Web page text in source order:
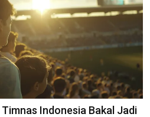
Indonesia Bakal Jadi